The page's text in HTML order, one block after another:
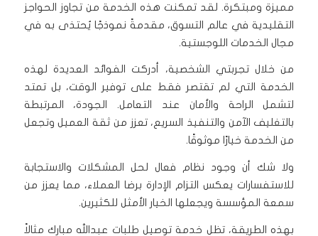
مميزة ومبتكرة. لقد تمكنت هذه الخدمة من تجاوز الحواجز
التقليدية في عالم التسوق، مقدمةً نموذجًا يُحتذى به في
مجال الخدمات اللوجستية.
من خلال تجربتي الشخصية، أدركت الفوائد العديدة لهذه
الخدمة التي لم تقتصر فقط على توفير الوقت، بل تمتد
لتشمل الراحة والأمان عند التعامل. الجودة، المرتبطة
بالتغليف الآمن والتنفيذ السريع، تعزز من ثقة العميل وتجعل
من الخدمة خيارًا موثوقًا.
ولا شك أن وجود نظام فعال لحل المشكلات والاستجابة
للاستفسارات يعكس التزام الإدارة برضا العملاء، مما يعزز من
سمعة المؤسسة ويجعلها الخيار الأمثل للكثيرين.
بهذه الطريقة، تظل خدمة توصيل طلبات عبدالله مبارك مثالاً